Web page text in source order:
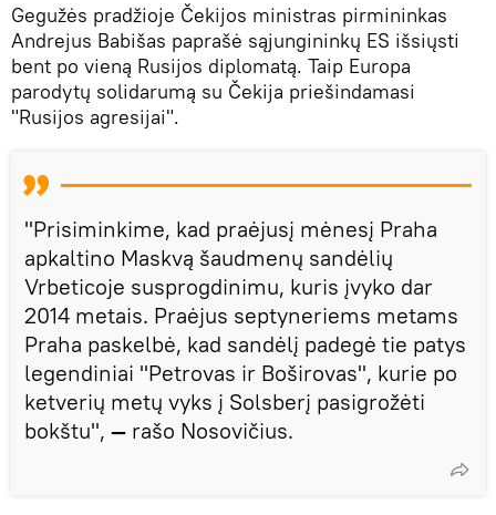
Gegužės pradžioje Čekijos ministras pirmininkas
Andrejus Babišas paprašė sąjungininkų ES išsiųsti
bent po vieną Rusijos diplomatą. Taip Europa
parodytų solidarumą su Čekija priešindamasi
"Rusijos agresijai".
"Prisiminkime, kad praėjusį mėnesį Praha
apkaltino Maskvą šaudmenų sandėlių
Vrbeticoje susprogdinimu, kuris įvyko dar
2014 metais. Praėjus septyneriems metams
Praha paskelbė, kad sandėlį padegė tie patys
legendiniai "Petrovas ir Boširovas", kurie po
ketverių metų vyks į Solsberį pasigrožėti
bokštu", — rašo Nosovičius.